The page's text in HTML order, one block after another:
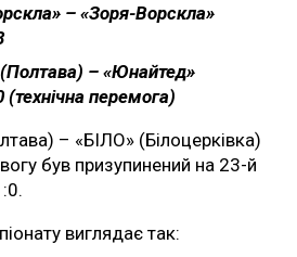
– «Зоря-Ворскла»
– «Юнайтед»
перемога)
– «БІЛО» (Білоцерківка)
був призупинений на 23-й
виглядає так: